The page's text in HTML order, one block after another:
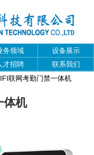
务领域
设备展示
才招聘
联系我们
联网考勤门禁一体机
体机